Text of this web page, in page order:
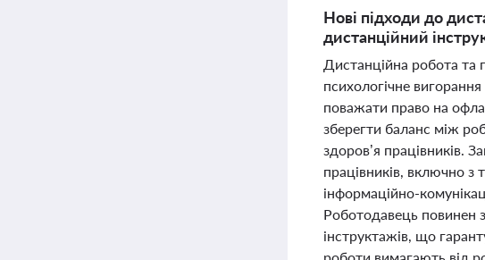
Нові підходи до
дистанційний
Дистанційна робота та
психологічне
поважати право на
зберегти баланс між
здоров’я працівників.
працівників, включно
інформаційно-
Роботодавець повинен
інструктажів, що